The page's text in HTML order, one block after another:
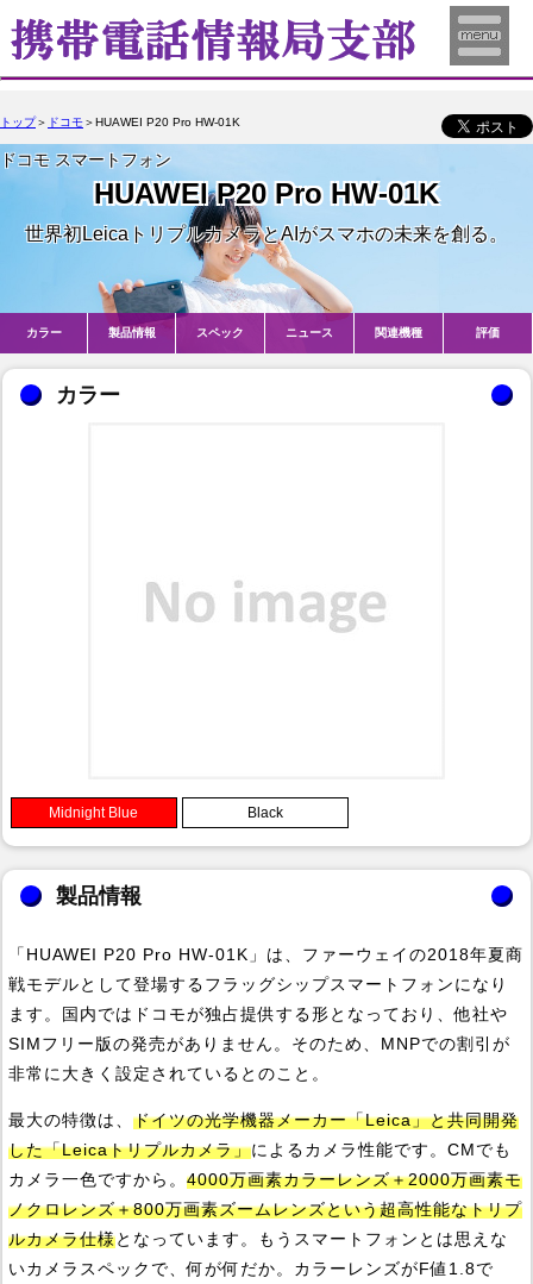
トップ＞ ドコモ＞HUAWEI P20 Pro HW-01K
ドコモ スマートフォン
HUAWEI P20 Pro HW-01K
世界初LeicaトリプルカメラとAIがスマホの未来を創る。
カラー 製品情報 スペック ニュース 関連機種 評価
カラー
Midnight Blue Black
製品情報
「HUAWEI P20 Pro HW-01K」は、ファーウェイの2018年夏商
戦モデルとして登場するフラッグシップスマートフォンになり
ます。国内ではドコモが独占提供する形となっており、他社や
SIMフリー版の発売がありません。そのため、MNPでの割引が
非常に大きく設定されているとのこと。
最大の特徴は、 ドイツの光学機器メーカー「Leica」と共同開発
した「Leicaトリプルカメラ」によるカメラ性能です。CMでも
カメラ一色ですから。 4000万画素カラーレンズ＋2000万画素モ
ノクロレンズ＋800万画素ズームレンズという超高性能なトリプ
ルカメラ仕様となっています。もうスマートフォンとは思えな
いカメラスペックで、何が何だか。カラーレンズがF値1.8で